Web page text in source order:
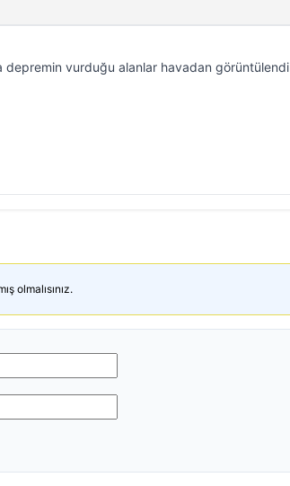
depremin vurduğu alanlar havadan görüntülendi
olmalısınız.